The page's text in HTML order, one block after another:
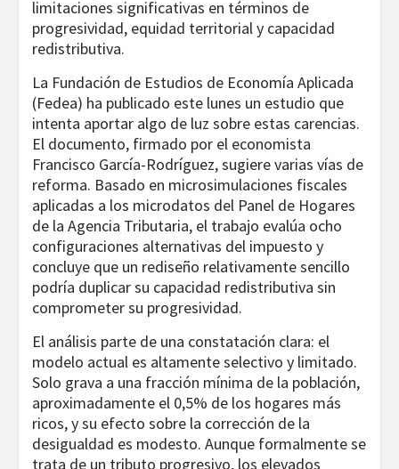
limitaciones significativas en términos de
progresividad, equidad territorial y capacidad
redistributiva.
La Fundación de Estudios de Economía Aplicada
(Fedea) ha publicado este lunes un estudio que
intenta aportar algo de luz sobre estas carencias.
El documento, firmado por el economista
Francisco García-Rodríguez, sugiere varias vías de
reforma. Basado en microsimulaciones fiscales
aplicadas a los microdatos del Panel de Hogares
de la Agencia Tributaria, el trabajo evalúa ocho
configuraciones alternativas del impuesto y
concluye que un rediseño relativamente sencillo
podría duplicar su capacidad redistributiva sin
comprometer su progresividad.
El análisis parte de una constatación clara: el
modelo actual es altamente selectivo y limitado.
Solo grava a una fracción mínima de la población,
aproximadamente el 0,5% de los hogares más
ricos, y su efecto sobre la corrección de la
desigualdad es modesto. Aunque formalmente se
trata de un tributo progresivo, los elevados